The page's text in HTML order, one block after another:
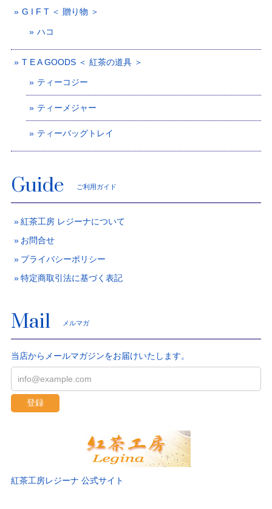
G I F T ＜ 贈り物 ＞
ハコ
T E A GOODS ＜ 紅茶の道具 ＞
ティーコジー
ティーメジャー
ティーバッグトレイ
Guide ご利用ガイド
紅茶工房 レジーナについて
お問合せ
プライバシーポリシー
特定商取引法に基づく表記
Mail メルマガ
当店からメールマガジンをお届けいたします。
登録
紅茶工房レジーナ 公式サイト